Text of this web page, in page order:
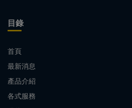
目錄
首頁
最新消息
產品介紹
各式服務